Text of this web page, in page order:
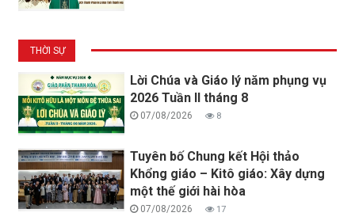
THỜI SỰ
Lời Chúa và Giáo lý năm phụng vụ
2026 Tuần II tháng 8
07/08/2026 8
Tuyên bố Chung kết Hội thảo
Khổng giáo – Kitô giáo: Xây dựng
một thế giới hài hòa
07/08/2026 17